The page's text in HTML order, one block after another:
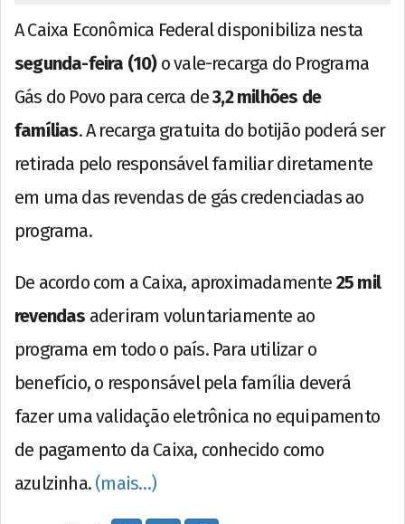
A Caixa Econômica Federal disponibiliza nesta
segunda-feira (10)o vale-recarga do Programa
Gás do Povo para cerca de3,2 milhões de
famílias. A recarga gratuita do botijão poderá ser
retirada pelo responsável familiar diretamente
em uma das revendas de gás credenciadas ao
programa.
De acordo com a Caixa, aproximadamente 25 mil
revendas aderiram voluntariamente ao
programa em todo o país. Para utilizar o
benefício, o responsável pela família deverá
fazer uma validação eletrônica no equipamento
de pagamento da Caixa, conhecido como
azulzinha. (mais…)